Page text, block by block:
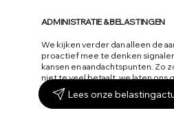
ADMINISTRATIE & BELASTINGEN
We kijken verder dan alleen de
proactief mee te denken
kansen en aandachtspunten. Zo
niet te veel betaalt, we laten ons
binnen het mogelijke van de
Lees onze